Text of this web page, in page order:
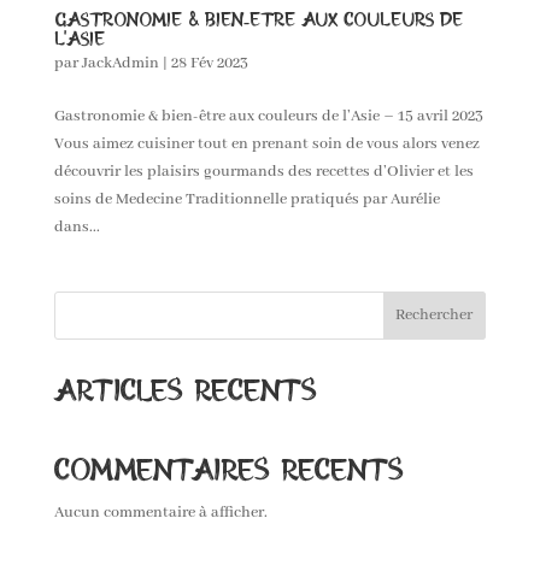
Gastronomie & bien-être aux couleurs de
l’Asie
parJackAdmin | 28 Fév 2023
Gas­tronomie & bien-être aux couleurs de l’Asie – 15 avril 2023
Vous aimez cuisin­er tout en prenant soin de vous alors venez
décou­vrir les plaisirs gour­mands des recettes d’Olivier et les
soins de Medecine Tra­di­tion­nelle pra­tiqués par Aurélie
dans...
Rechercher
Articles récents
Commentaires récents
Aucun commentaire à afficher.